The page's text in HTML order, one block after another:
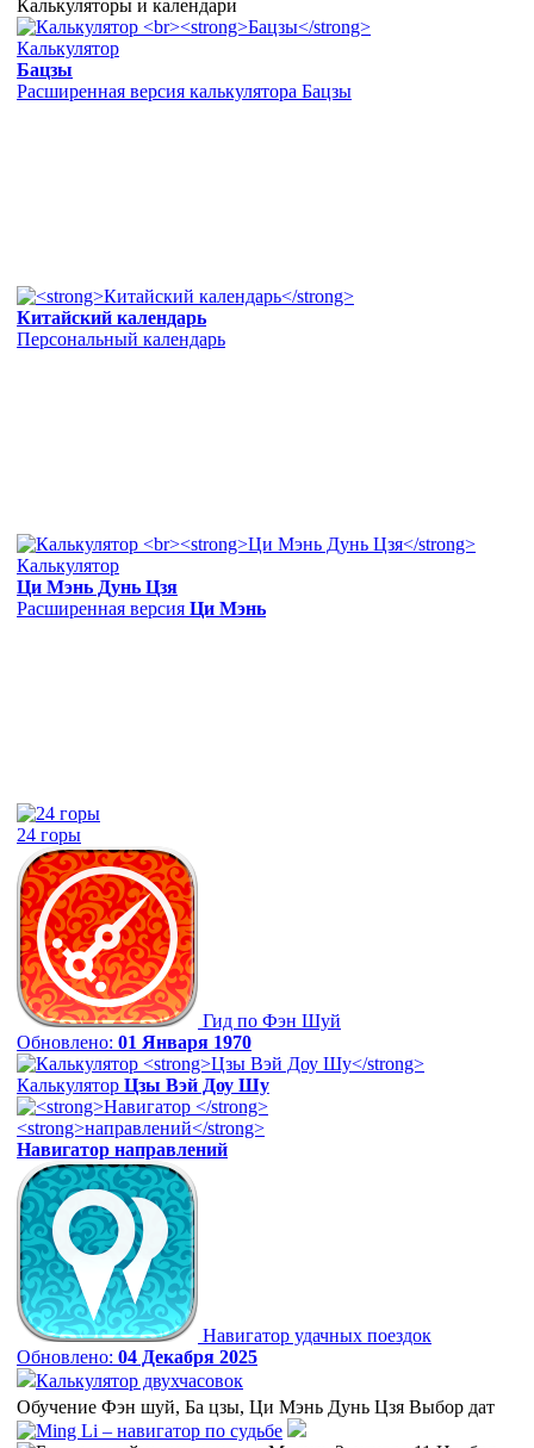
Калькуляторы и календари
Калькулятор
Бацзы
Расширенная версия калькулятора Бацзы
Китайский календарь
Персональный календарь
Калькулятор
Ци Мэнь Дунь Цзя
Расширенная версия Ци Мэнь
24 горы
Гид по Фэн Шуй
Обновлено: 01 Января 1970
Калькулятор Цзы Вэй Доу Шу
Навигатор направлений
Навигатор удачных поездок
Обновлено: 04 Декабря 2025
Калькулятор двухчасовок
Обучение Фэн шуй, Ба цзы, Ци Мэнь Дунь Цзя Выбор дат